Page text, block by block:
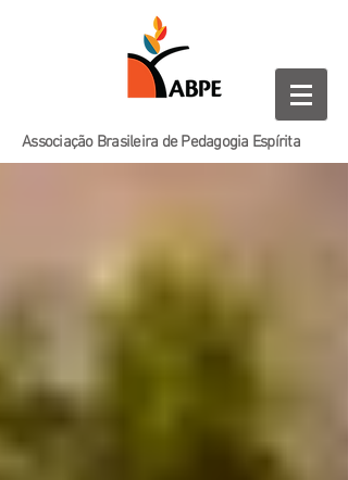
Associação Brasileira de Pedagogia Espírita